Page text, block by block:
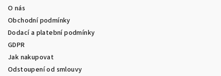
O nás
Obchodní podmínky
Dodací a platební podmínky
GDPR
Jak nakupovat
Odstoupení od smlouvy